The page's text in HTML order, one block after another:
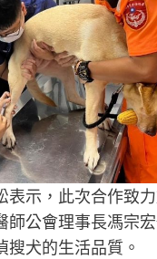
表示，此次合作致
師公會理事長馮宗
犬的生活品質。